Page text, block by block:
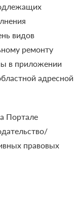
видов
ремонту
в приложении
адресной
Портале
правовых